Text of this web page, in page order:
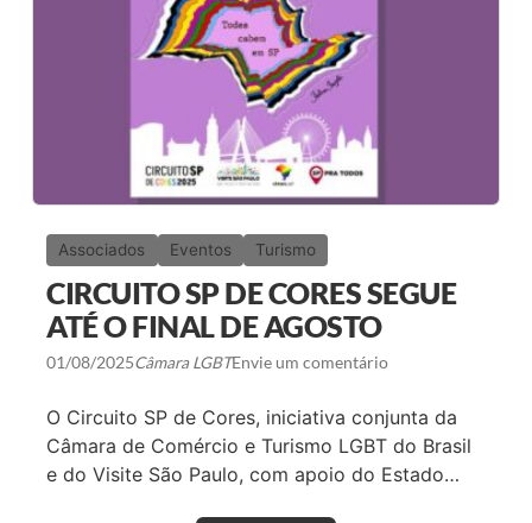
I
D
E
R
A
N
Ç
A
S
D
O
E
T
O
R
E
M
Ã
P
A
U
L
O
S
Ã
O
P
A
U
L
O
M
A
R
A
A
E
R
T
R
D
A
9
ª
C
Associados Eventos Turismo
CIRCUITO SP DE CORES SEGUE
ATÉ O FINAL DE AGOSTO
01/08/2025Câmara LGBTEnvie um comentário
O Circuito SP de Cores, iniciativa conjunta da
Câmara de Comércio e Turismo LGBT do Brasil
e do Visite São Paulo, com apoio do Estado…